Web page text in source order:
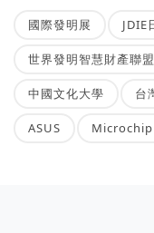
國際發明展 JDIE
世界發明智慧財產聯
中國文化大學 台
ASUS Microchip